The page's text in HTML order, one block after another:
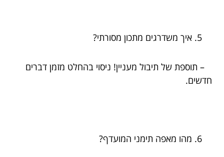
איך משדרגים מתכון מסורתי?
– תוספת של תיבול מעניין! ניסוי בהחלט מזמן דברים
חדשים.
מהו מאפה תימני המועדף?